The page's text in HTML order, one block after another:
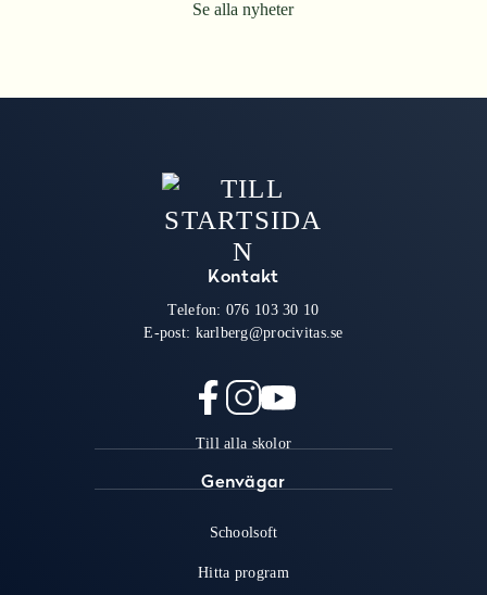
Se alla nyheter
Kontakt
Telefon: 076 103 30 10
E-post: karlberg@procivitas.se
a
e
o
n
t
g
o
t
b
Till alla skolor
Genvägar
Schoolsoft
Hitta program